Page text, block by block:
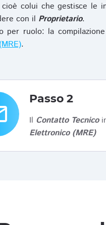
colui che gestisce le
con il Proprietario.
per ruolo: la
.
Passo 2
Il Contatto Tecnico
Elettronico (MRE)